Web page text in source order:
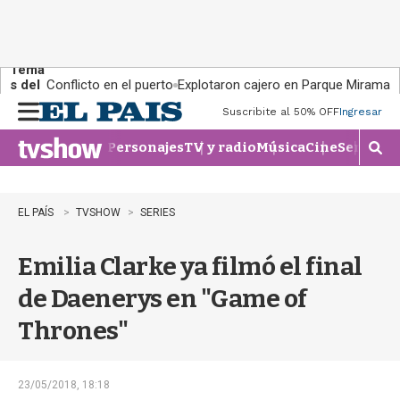
Tema
s del
día:
Conflicto en el puerto Explotaron cajero en Parque Miramar
n
u
Suscribite al 50% OFFIngresar
PersonajesTV y radioMúsicaCineSeries
M
o
EL PAÍS TVSHOW SERIES
Emilia Clarke ya filmó el final
de Daenerys en "Game of
Thrones"
23/05/2018, 18:18